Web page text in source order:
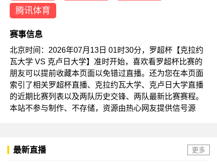
腾讯体育
赛事信息
北京时间：2026年07月13日 01时30分，罗超杯【克拉约
瓦大学 VS 克卢日大学】准时开始，喜欢看罗超杯比赛的
朋友可以提前收藏本页面以免错过直播。还为您在本页面
索引了相关罗超杯直播、克拉约瓦大学、克卢日大学直播
的近期比赛列表以及两队历史交锋、两队最新比赛赛程。
本站不参与制作、不存储，资源由热心网友提供信号源
最新直播 更多